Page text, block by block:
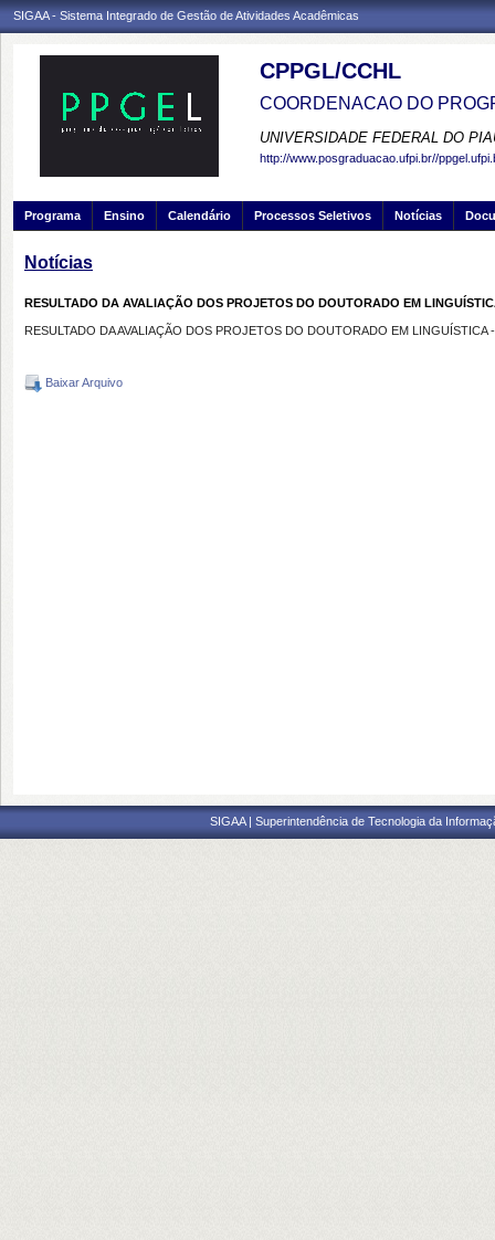
SIGAA - Sistema Integrado de Gestão de Atividades Acadêmicas
CPPGL/CCHL
COORDENACAO DO
UNIVERSIDADE FEDERAL DO
http://www.posgraduacao.ufpi.br//
Programa Ensino Calendário Processos Seletivos Notícias
Notícias
RESULTADO DA AVALIAÇÃO DOS PROJETOS DO DOUTORADO EM
RESULTADO DA AVALIAÇÃO DOS PROJETOS DO DOUTORADO EM LINGUÍSTICA
Baixar Arquivo
SIGAA | Superintendência de Tecnologia da